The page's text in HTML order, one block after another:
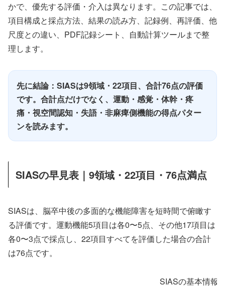
かで、優先する評価・介入は異なります。この記事では、
項目構成と採点方法、結果の読み方、記録例、再評価、他
尺度との違い、PDF記録シート、自動計算ツールまで整
理します。
先に結論：SIASは9領域・22項目、合計76点の評価
です。合計点だけでなく、運動・感覚・体幹・疼
痛・視空間認知・失語・非麻痺側機能の得点パター
ンを読みます。
SIASの早見表｜9領域・22項目・76点満点
SIASは、脳卒中後の多面的な機能障害を短時間で俯瞰す
る評価です。運動機能5項目は各0〜5点、その他17項目は
各0〜3点で採点し、22項目すべてを評価した場合の合計
は76点です。
SIASの基本情報